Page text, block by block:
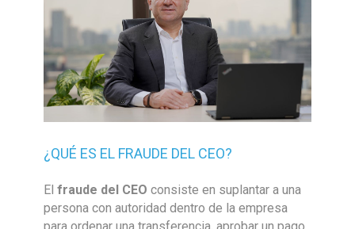
¿QUÉ ES EL FRAUDE DEL CEO?
El fraude del CEO consiste en suplantar a una
persona con autoridad dentro de la empresa